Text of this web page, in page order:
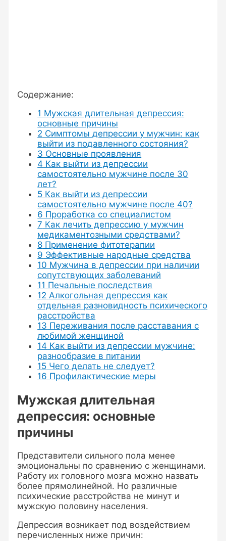
Содержание:
1 Мужская длительная депрессия:
основные причины
2 Симптомы депрессии у мужчин: как
выйти из подавленного состояния?
3 Основные проявления
4 Как выйти из депрессии
самостоятельно мужчине после 30
лет?
5 Как выйти из депрессии
самостоятельно мужчине после 40?
6 Проработка со специалистом
7 Как лечить депрессию у мужчин
медикаментозными средствами?
8 Применение фитотерапии
9 Эффективные народные средства
10 Мужчина в депрессии при наличии
сопутствующих заболеваний
11 Печальные последствия
12 Алкогольная депрессия как
отдельная разновидность психического
расстройства
13 Переживания после расставания с
любимой женщиной
14 Как выйти из депрессии мужчине:
разнообразие в питании
15 Чего делать не следует?
16 Профилактические меры
Мужская длительная
депрессия: основные
причины
Представители сильного пола менее
эмоциональны по сравнению с женщинами.
Работу их головного мозга можно назвать
более прямолинейной. Но различные
психические расстройства не минут и
мужскую половину населения.
Депрессия возникает под воздействием
перечисленных ниже причин: